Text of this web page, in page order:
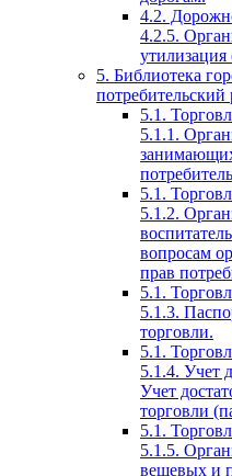
4.2.
4.2.5.
утилизация
5. Библиотека
5.1.
5.1.1.
5.1.
5.1.2.
вопросам
прав
5.1.
5.1.3.
торговли.
5.1.
5.1.4. Учет
Учет
торговли
5.1.
5.1.5.
вещевых и